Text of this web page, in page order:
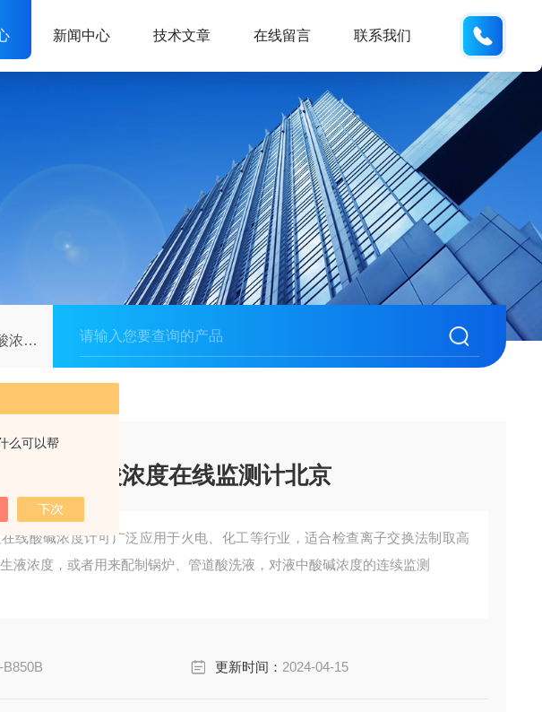
么可以帮
新闻中心 技术文章 在线留言 联系我们
北京
酸浓度计/酸浓度在线监测计北京
线酸碱浓度计可广泛应用于火电、化工等行业，适合检查离子交换法制取高
液浓度，或者用来配制锅炉、管道酸洗液，对液中酸碱浓度的连续监测
B850B 更新时间： 2024-04-15